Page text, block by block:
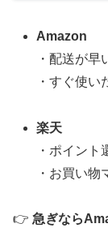
Amazon
・配送が早
・すぐ使い
楽天
・ポイント
・お買い
👉 急ぎなら